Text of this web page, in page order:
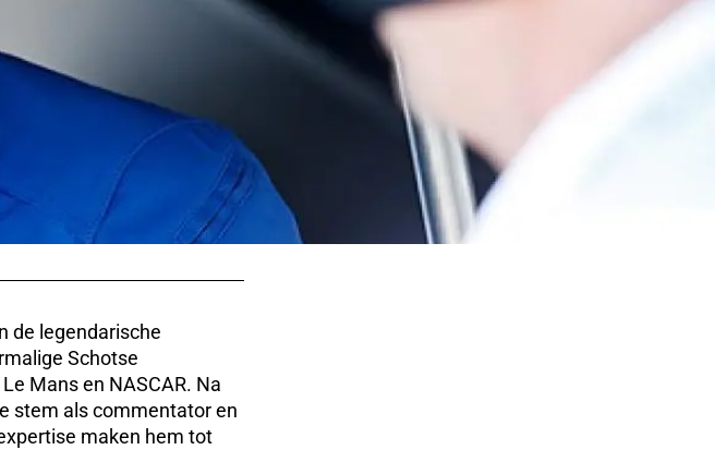
de legendarische
Schotse
Mans en NASCAR. Na
stem als commentator en
maken hem tot